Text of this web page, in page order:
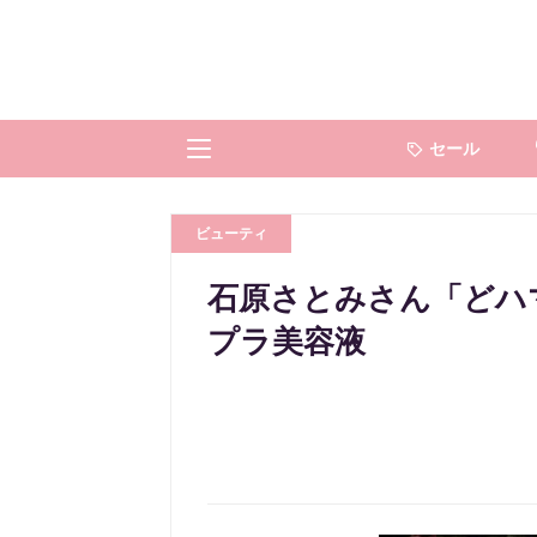
セール
ビューティ
石原さとみさん「ど
プラ美容液